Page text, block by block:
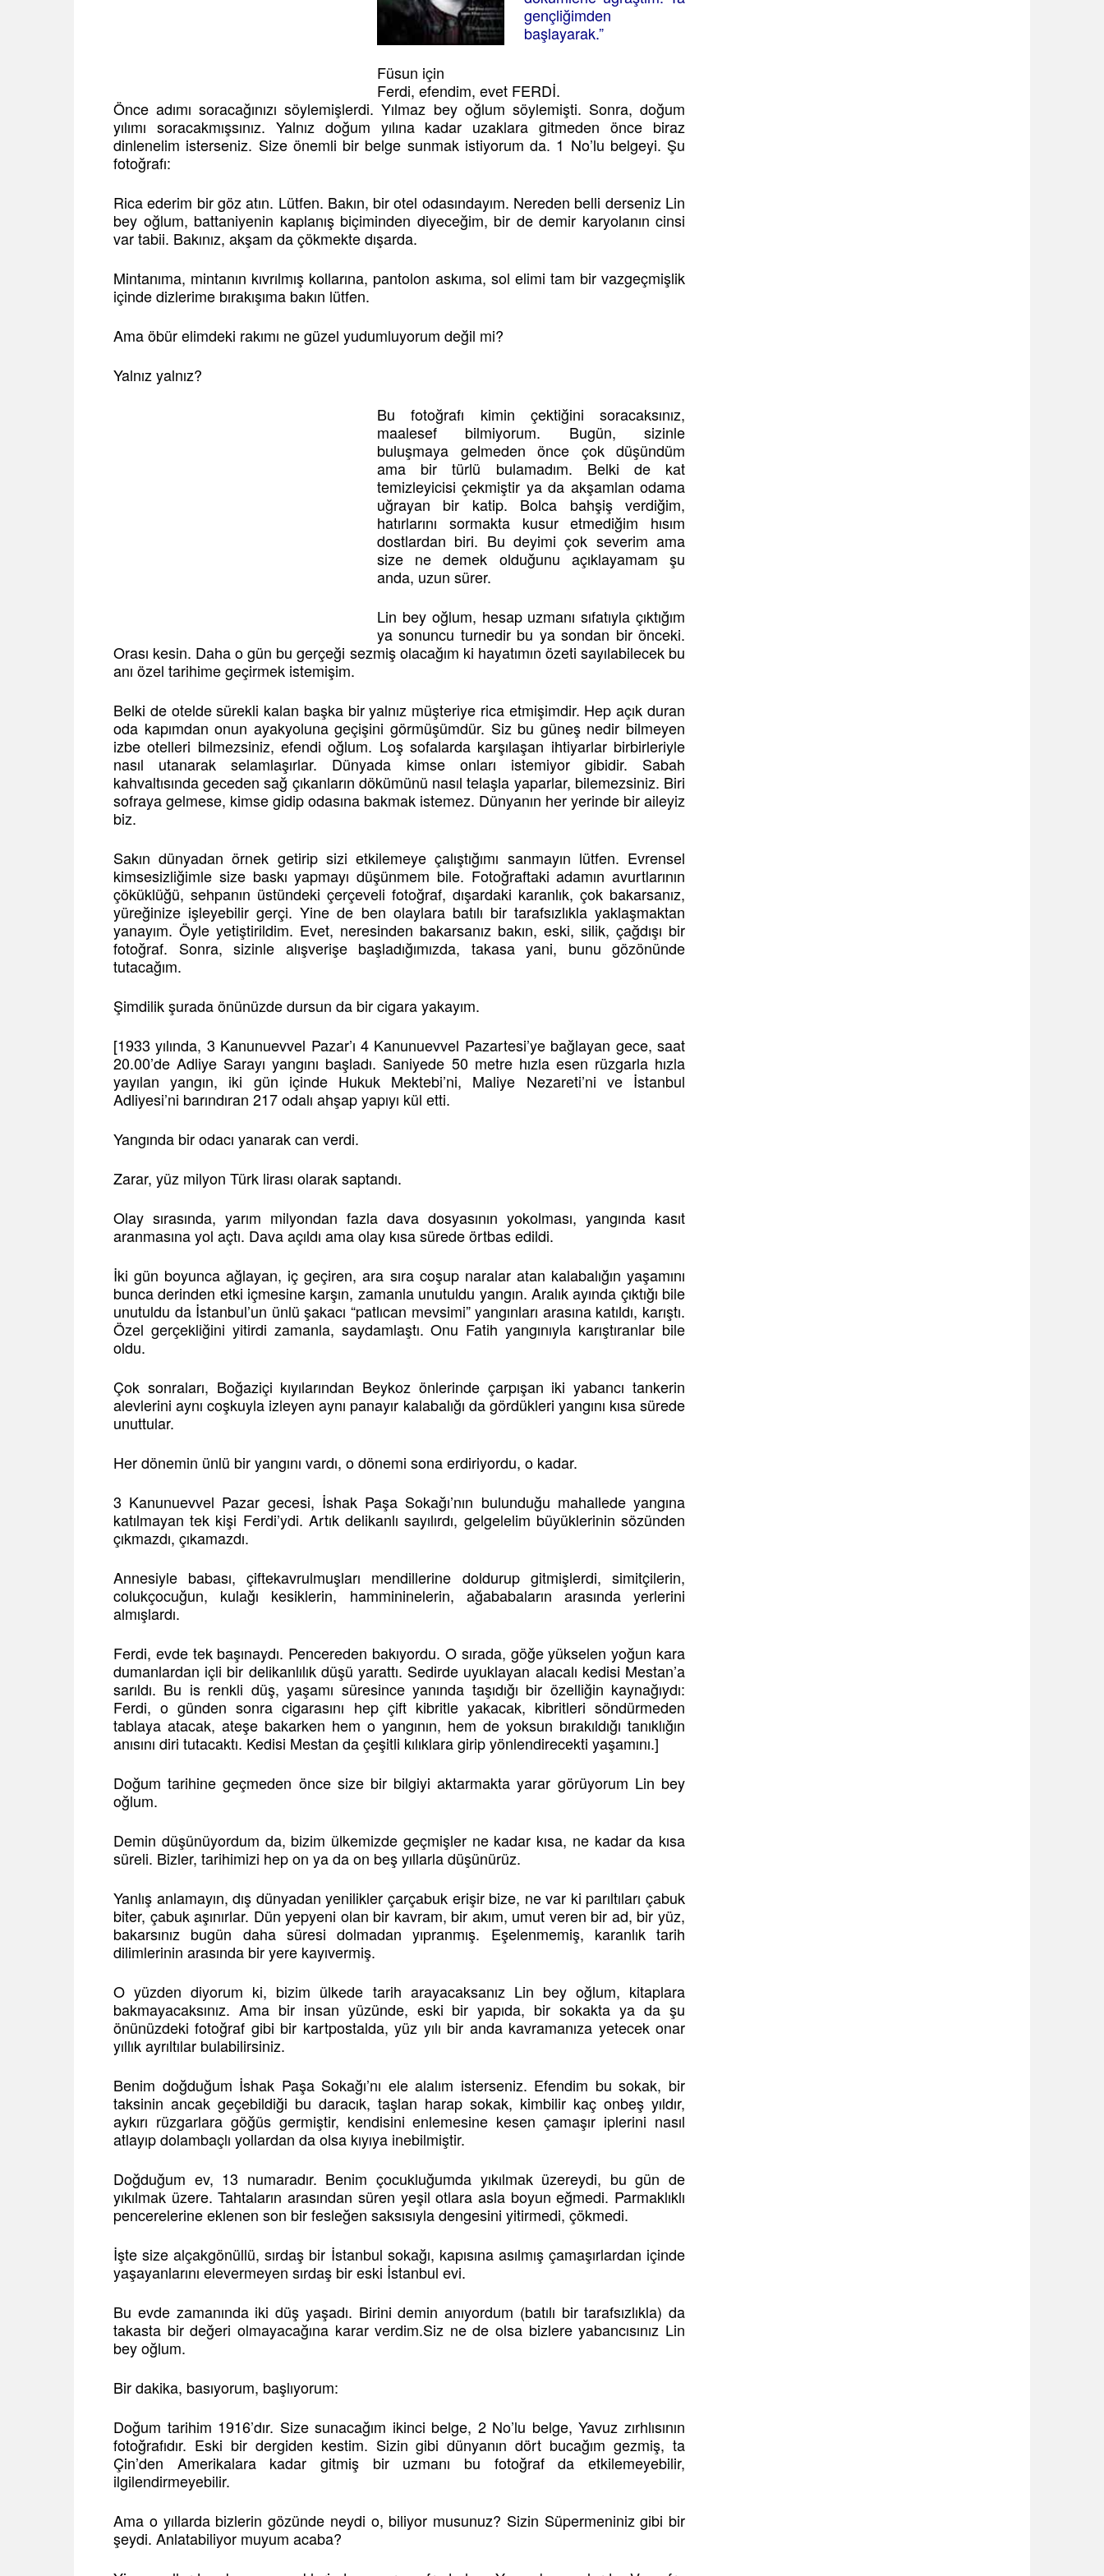
gençliğimden
başlayarak.”
Füsun için
Ferdi, efendim, evet FERDİ.
Önce adımı soracağınızı söylemişlerdi. Yılmaz bey oğlum söylemişti. Sonra, doğum
yılımı soracakmışsınız. Yalnız doğum yılına kadar uzaklara gitmeden önce biraz
dinlenelim isterseniz. Size önemli bir belge sunmak istiyorum da. 1 No’lu belgeyi. Şu
fotoğrafı:
Rica ederim bir göz atın. Lütfen. Bakın, bir otel odasındayım. Nereden belli derseniz Lin
bey oğlum, battaniyenin kaplanış biçiminden diyeceğim, bir de demir karyolanın cinsi
var tabii. Bakınız, akşam da çökmekte dışarda.
Mintanıma, mintanın kıvrılmış kollarına, pantolon askıma, sol elimi tam bir vazgeçmişlik
içinde dizlerime bırakışıma bakın lütfen.
Ama öbür elimdeki rakımı ne güzel yudumluyorum değil mi?
Yalnız yalnız?
Bu fotoğrafı kimin çektiğini soracaksınız,
maalesef bilmiyorum. Bugün, sizinle
buluşmaya gelmeden önce çok düşündüm
ama bir türlü bulamadım. Belki de kat
temizleyicisi çekmiştir ya da akşamlan odama
uğrayan bir katip. Bolca bahşiş verdiğim,
hatırlarını sormakta kusur etmediğim hısım
dostlardan biri. Bu deyimi çok severim ama
size ne demek olduğunu açıklayamam şu
anda, uzun sürer.
Lin bey oğlum, hesap uzmanı sıfatıyla çıktığım
ya sonuncu turnedir bu ya sondan bir önceki.
Orası kesin. Daha o gün bu gerçeği sezmiş olacağım ki hayatımın özeti sayılabilecek bu
anı özel tarihime geçirmek istemişim.
Belki de otelde sürekli kalan başka bir yalnız müşteriye rica etmişimdir. Hep açık duran
oda kapımdan onun ayakyoluna geçişini görmüşümdür. Siz bu güneş nedir bilmeyen
izbe otelleri bilmezsiniz, efendi oğlum. Loş sofalarda karşılaşan ihtiyarlar birbirleriyle
nasıl utanarak selamlaşırlar. Dünyada kimse onları istemiyor gibidir. Sabah
kahvaltısında geceden sağ çıkanların dökümünü nasıl telaşla yaparlar, bilemezsiniz. Biri
sofraya gelmese, kimse gidip odasına bakmak istemez. Dünyanın her yerinde bir aileyiz
biz.
Sakın dünyadan örnek getirip sizi etkilemeye çalıştığımı sanmayın lütfen. Evrensel
kimsesizliğimle size baskı yapmayı düşünmem bile. Fotoğraftaki adamın avurtlarının
çöküklüğü, sehpanın üstündeki çerçeveli fotoğraf, dışardaki karanlık, çok bakarsanız,
yüreğinize işleyebilir gerçi. Yine de ben olaylara batılı bir tarafsızlıkla yaklaşmaktan
yanayım. Öyle yetiştirildim. Evet, neresinden bakarsanız bakın, eski, silik, çağdışı bir
fotoğraf. Sonra, sizinle alışverişe başladığımızda, takasa yani, bunu gözönünde
tutacağım.
Şimdilik şurada önünüzde dursun da bir cigara yakayım.
[1933 yılında, 3 Kanunuevvel Pazar’ı 4 Kanunuevvel Pazartesi’ye bağlayan gece, saat
20.00’de Adliye Sarayı yangını başladı. Saniyede 50 metre hızla esen rüzgarla hızla
yayılan yangın, iki gün içinde Hukuk Mektebi’ni, Maliye Nezareti’ni ve İstanbul
Adliyesi’ni barındıran 217 odalı ahşap yapıyı kül etti.
Yangında bir odacı yanarak can verdi.
Zarar, yüz milyon Türk lirası olarak saptandı.
Olay sırasında, yarım milyondan fazla dava dosyasının yokolması, yangında kasıt
aranmasına yol açtı. Dava açıldı ama olay kısa sürede örtbas edildi.
İki gün boyunca ağlayan, iç geçiren, ara sıra coşup naralar atan kalabalığın yaşamını
bunca derinden etki içmesine karşın, zamanla unutuldu yangın. Aralık ayında çıktığı bile
unutuldu da İstanbul’un ünlü şakacı “patlıcan mevsimi” yangınları arasına katıldı, karıştı.
Özel gerçekliğini yitirdi zamanla, saydamlaştı. Onu Fatih yangınıyla karıştıranlar bile
oldu.
Çok sonraları, Boğaziçi kıyılarından Beykoz önlerinde çarpışan iki yabancı tankerin
alevlerini aynı coşkuyla izleyen aynı panayır kalabalığı da gördükleri yangını kısa sürede
unuttular.
Her dönemin ünlü bir yangını vardı, o dönemi sona erdiriyordu, o kadar.
3 Kanunuevvel Pazar gecesi, İshak Paşa Sokağı’nın bulunduğu mahallede yangına
katılmayan tek kişi Ferdi’ydi. Artık delikanlı sayılırdı, gelgelelim büyüklerinin sözünden
çıkmazdı, çıkamazdı.
Annesiyle babası, çiftekavrulmuşları mendillerine doldurup gitmişlerdi, simitçilerin,
colukçocuğun, kulağı kesiklerin, hammininelerin, ağababaların arasında yerlerini
almışlardı.
Ferdi, evde tek başınaydı. Pencereden bakıyordu. O sırada, göğe yükselen yoğun kara
dumanlardan içli bir delikanlılık düşü yarattı. Sedirde uyuklayan alacalı kedisi Mestan’a
sarıldı. Bu is renkli düş, yaşamı süresince yanında taşıdığı bir özelliğin kaynağıydı:
Ferdi, o günden sonra cigarasını hep çift kibritle yakacak, kibritleri söndürmeden
tablaya atacak, ateşe bakarken hem o yangının, hem de yoksun bırakıldığı tanıklığın
anısını diri tutacaktı. Kedisi Mestan da çeşitli kılıklara girip yönlendirecekti yaşamını.]
Doğum tarihine geçmeden önce size bir bilgiyi aktarmakta yarar görüyorum Lin bey
oğlum.
Demin düşünüyordum da, bizim ülkemizde geçmişler ne kadar kısa, ne kadar da kısa
süreli. Bizler, tarihimizi hep on ya da on beş yıllarla düşünürüz.
Yanlış anlamayın, dış dünyadan yenilikler çarçabuk erişir bize, ne var ki parıltıları çabuk
biter, çabuk aşınırlar. Dün yepyeni olan bir kavram, bir akım, umut veren bir ad, bir yüz,
bakarsınız bugün daha süresi dolmadan yıpranmış. Eşelenmemiş, karanlık tarih
dilimlerinin arasında bir yere kayıvermiş.
O yüzden diyorum ki, bizim ülkede tarih arayacaksanız Lin bey oğlum, kitaplara
bakmayacaksınız. Ama bir insan yüzünde, eski bir yapıda, bir sokakta ya da şu
önünüzdeki fotoğraf gibi bir kartpostalda, yüz yılı bir anda kavramanıza yetecek onar
yıllık ayrıltılar bulabilirsiniz.
Benim doğduğum İshak Paşa Sokağı’nı ele alalım isterseniz. Efendim bu sokak, bir
taksinin ancak geçebildiği bu daracık, taşlan harap sokak, kimbilir kaç onbeş yıldır,
aykırı rüzgarlara göğüs germiştir, kendisini enlemesine kesen çamaşır iplerini nasıl
atlayıp dolambaçlı yollardan da olsa kıyıya inebilmiştir.
Doğduğum ev, 13 numaradır. Benim çocukluğumda yıkılmak üzereydi, bu gün de
yıkılmak üzere. Tahtaların arasından süren yeşil otlara asla boyun eğmedi. Parmaklıklı
pencerelerine eklenen son bir fesleğen saksısıyla dengesini yitirmedi, çökmedi.
İşte size alçakgönüllü, sırdaş bir İstanbul sokağı, kapısına asılmış çamaşırlardan içinde
yaşayanlarını elevermeyen sırdaş bir eski İstanbul evi.
Bu evde zamanında iki düş yaşadı. Birini demin anıyordum (batılı bir tarafsızlıkla) da
takasta bir değeri olmayacağına karar verdim.Siz ne de olsa bizlere yabancısınız Lin
bey oğlum.
Bir dakika, basıyorum, başlıyorum:
Doğum tarihim 1916’dır. Size sunacağım ikinci belge, 2 No’lu belge, Yavuz zırhlısının
fotoğrafıdır. Eski bir dergiden kestim. Sizin gibi dünyanın dört bucağım gezmiş, ta
Çin’den Amerikalara kadar gitmiş bir uzmanı bu fotoğraf da etkilemeyebilir,
ilgilendirmeyebilir.
Ama o yıllarda bizlerin gözünde neydi o, biliyor musunuz? Sizin Süpermeniniz gibi bir
şeydi. Anlatabiliyor muyum acaba?